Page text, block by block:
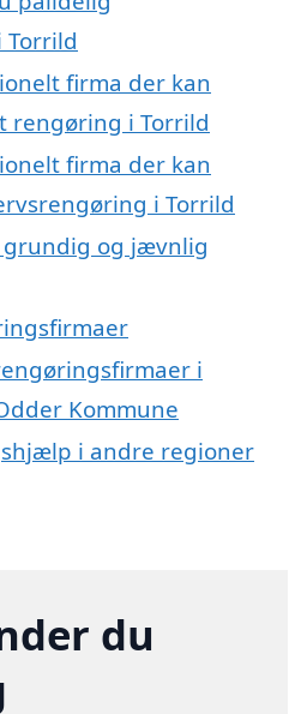
firma der kan
rengøring i Torrild
firma der kan
i Torrild
og jævnlig
i
Kommune
i andre regioner
du